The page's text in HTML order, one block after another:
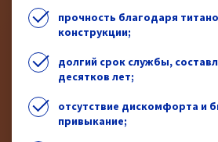
прочность благодаря
конструкции;
долгий срок службы,
десятков лет;
отсутствие дискомфорта и
привыкание;